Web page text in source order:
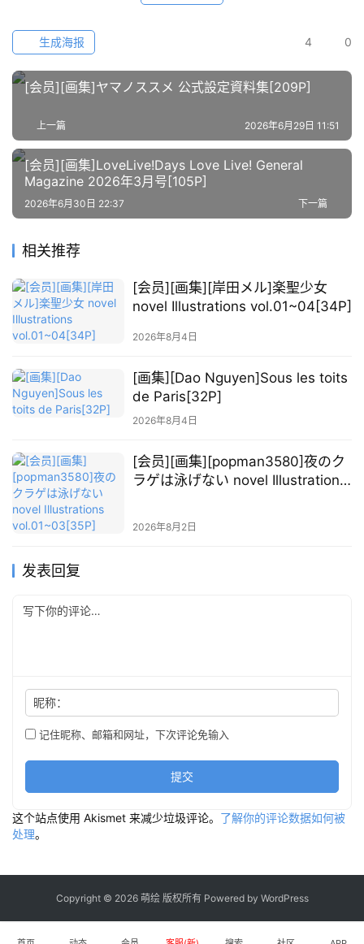
图
库
于
本
站
4 0
生成海报
[会员][画集]ヤマノススメ 公式設定資料集[209P]
上一篇 2026年6月29日 11:51
[会员][画集]LoveLive!Days Love Live! General
Magazine 2026年3月号[105P]
下一篇
2026年6月30日 22:37
相关推荐
[会员][画集][岸田メル]楽聖少女
novel Illustrations vol.01~04[34P]
2026年8月4日
[画集][Dao Nguyen]Sous les toits
de Paris[32P]
2026年8月4日
[会员][画集][popman3580]夜のク
ラゲは泳げない novel Illustrations
2026年8月2日
发表回复
昵称：
记住昵称、邮箱和网址，下次评论免输入
提交
这个站点使用 Akismet 来减少垃圾评论。 了解你的评论数据如何被
处理。
Copyright © 2026 萌绘 版权所有 Powered by WordPress